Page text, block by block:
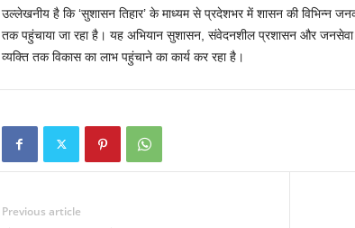
उल्लेखनीय है कि ‘सुशासन तिहार’ के माध्यम से प्रदेशभर में शासन की विभिन्न
तक पहुंचाया जा रहा है। यह अभियान सुशासन, संवेदनशील प्रशासन और
व्यक्ति तक विकास का लाभ पहुंचाने का कार्य कर रहा है।
Previous article